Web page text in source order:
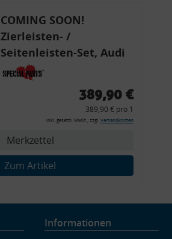
COMING SOON!
Zierleisten- /
Seitenleisten-Set, Audi
80 Cabrio, Coupe, S2, (6x
Zierleiste, 2x Kappe,
Montagewerkzeug)
389,90 €
389,90 € pro 1
inkl. gesetzl. MwSt., zzgl. Versandkosten
Merkzettel
Zum Artikel
Informationen